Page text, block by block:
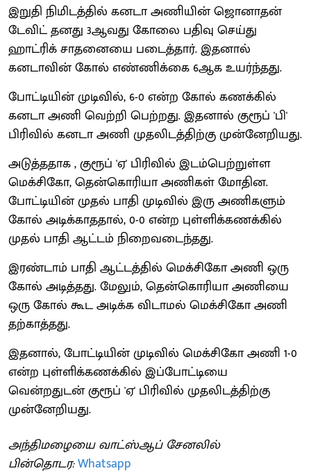
இறுதி நிமிடத்தில் கனடா அணியின் ஜொனாதன்
டேவிட் தனது 3ஆவது கோலை பதிவு செய்து
ஹாட்ரிக் சாதனையை படைத்தார். இதனால்
கனடாவின் கோல் எண்ணிக்கை 6ஆக உயர்ந்தது.
போட்டியின் முடிவில், 6-0 என்ற கோல் கணக்கில்
கனடா அணி வெற்றி பெற்றது. இதனால் குரூப் 'பி'
பிரிவில் கனடா அணி முதலிடத்திற்கு முன்னேறியது.
அடுத்ததாக , குரூப் 'ஏ' பிரிவில் இடம்பெற்றுள்ள
மெக்சிகோ, தென்கொரியா அணிகள் மோதின.
போட்டியின் முதல் பாதி முடிவில் இரு அணிகளும்
கோல் அடிக்காததால், 0-0 என்ற புள்ளிக்கணக்கில்
முதல் பாதி ஆட்டம் நிறைவடைந்தது.
இரண்டாம் பாதி ஆட்டத்தில் மெக்சிகோ அணி ஒரு
கோல் அடித்தது. மேலும், தென்கொரியா அணியை
ஒரு கோல் கூட அடிக்க விடாமல் மெக்சிகோ அணி
தற்காத்தது.
இதனால், போட்டியின் முடிவில் மெக்சிகோ அணி 1-0
என்ற புள்ளிக்கணக்கில் இப்போட்டியை
வென்றதுடன் குரூப் 'ஏ' பிரிவில் முதலிடத்திற்கு
முன்னேறியது.
அந்திமழையை வாட்ஸ்ஆப் சேனலில்
பின்தொடர:Whatsapp